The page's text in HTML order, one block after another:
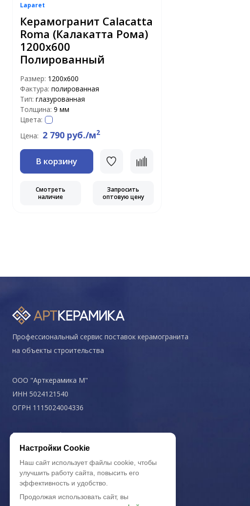
Laparet
Керамогранит Calacatta
Roma (Калакатта Рома)
1200х600
Полированный
Размер: 1200x600
Фактура: полированная
Тип: глазурованная
Толщина: 9 мм
Цвета:
Цена: 2 790 руб./м2
В корзину
Смотреть
наличие
Запросить
оптовую цену
Профессиональный сервис поставок керамогранита
на объекты строительства
ООО "Арткерамика М"
ИНН 5024121540
ОГРН 1115024004336
Политика конфиденциальности
Настройки Cookie
Наш сайт использует файлы cookie, чтобы
улучшить работу сайта, повысить его
эффективность и удобство.
Продолжая использовать сайт, вы